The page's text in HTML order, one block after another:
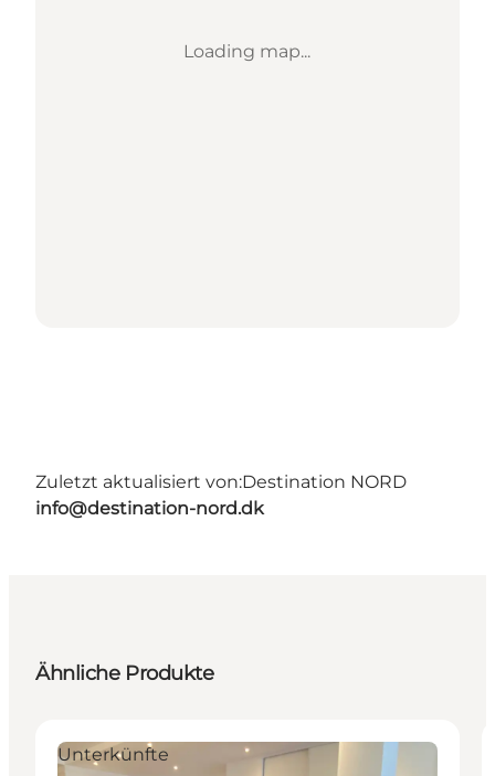
Loading map...
Zuletzt aktualisiert von:Destination NORD
info@destination-nord.dk
Ähnliche Produkte
Unterkünfte